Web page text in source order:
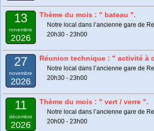
13
novembre
2026
Thème du mois : " bateau ".
Notre local dans l’ancienne gare de
20h30 - 23h00
27
novembre
2026
Réunion technique : " activité à
Notre local dans l’ancienne gare de
20h30 - 23h00
11
décembre
2026
Thème du mois : " vert / verre ".
Notre local dans l’ancienne gare de
20h00 - 23h00